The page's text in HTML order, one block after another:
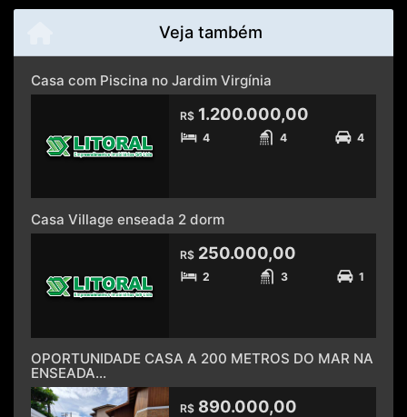
Veja também
Casa com Piscina no Jardim Virgínia
R$ 1.200.000,00
4 4 4
Casa Village enseada 2 dorm
R$ 250.000,00
2 3 1
OPORTUNIDADE CASA A 200 METROS DO MAR NA
ENSEADA...
R$ 890.000,00